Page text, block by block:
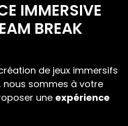
IMMERSIVE
BREAK
de jeux immersifs
nous sommes à votre
une expérience